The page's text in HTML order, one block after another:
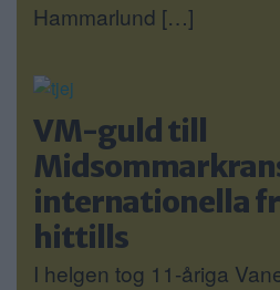
Hammarlund […]
VM-guld till
internationella
hittills
I helgen tog 11-åriga